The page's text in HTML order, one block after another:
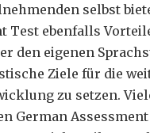
selbst
Test ebenfalls
den eigenen
Ziele für die
zu setzen.
German